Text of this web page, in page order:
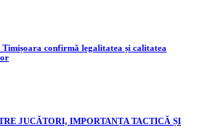
Timișoara confirmă legalitatea și calitatea
JUCĂTORI, IMPORTANȚA TACTICĂ ȘI